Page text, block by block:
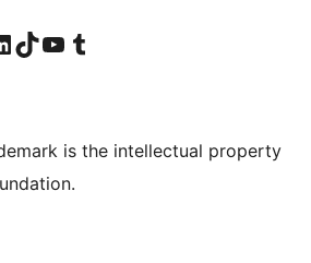
account
our LinkedIn account
Visit our TikTok account
Visit our YouTube channel
Visit our Tumblr account
is the intellectual property